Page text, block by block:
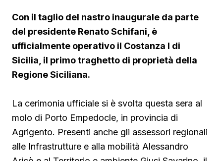
Con il taglio del nastro inaugurale da parte
del presidente Renato Schifani, è
ufficialmente operativo il Costanza I di
Sicilia, il primo traghetto di proprietà della
Regione Siciliana.
La cerimonia ufficiale si è svolta questa sera al
molo di Porto Empedocle, in provincia di
Agrigento. Presenti anche gli assessori regionali
alle Infrastrutture e alla mobilità Alessandro